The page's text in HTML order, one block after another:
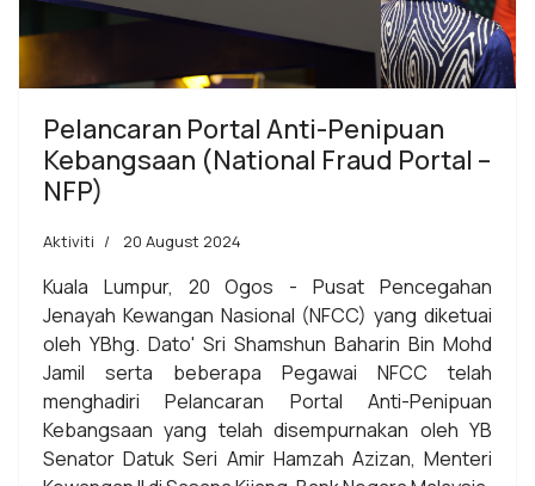
Pelancaran Portal Anti-Penipuan
Kebangsaan (National Fraud Portal –
NFP)
Aktiviti 20 August 2024
Kuala Lumpur, 20 Ogos - Pusat Pencegahan
Jenayah Kewangan Nasional (NFCC) yang diketuai
oleh YBhg. Dato' Sri Shamshun Baharin Bin Mohd
Jamil serta beberapa Pegawai NFCC telah
menghadiri Pelancaran Portal Anti-Penipuan
Kebangsaan yang telah disempurnakan oleh YB
Senator Datuk Seri Amir Hamzah Azizan, Menteri